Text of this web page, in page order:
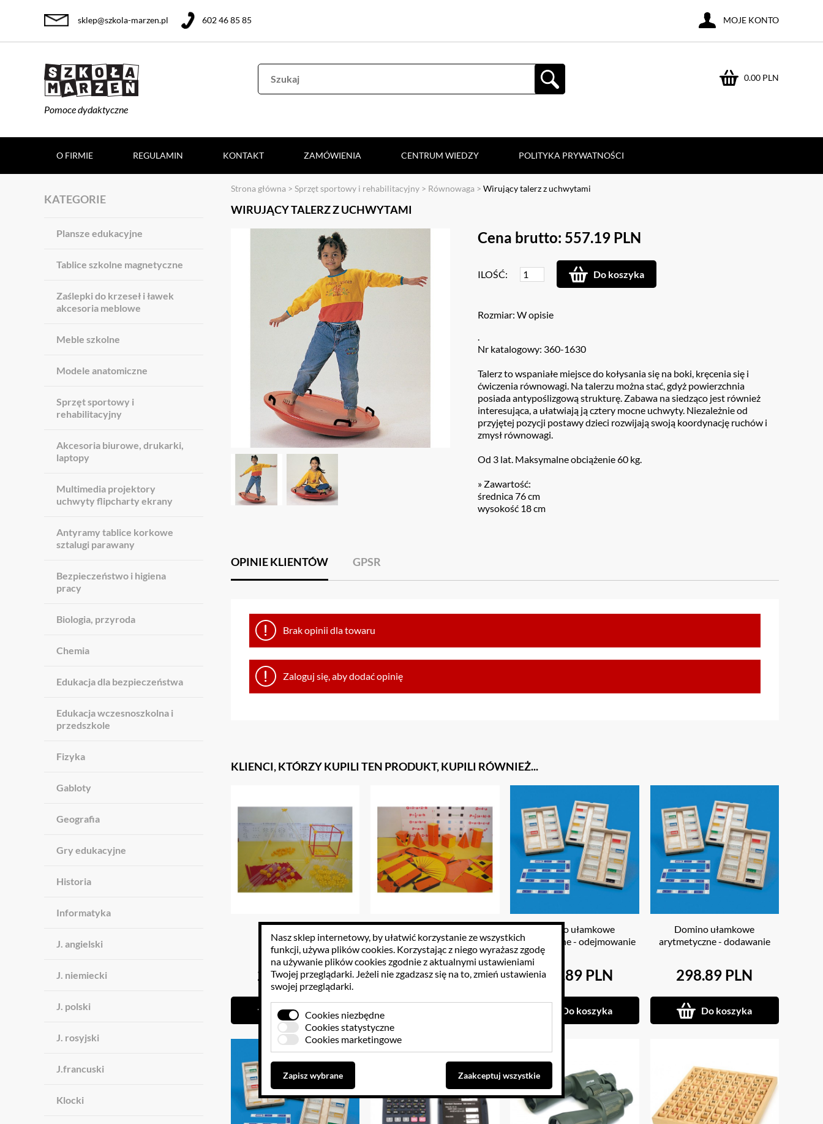
Pomoce dydaktyczne
0.00 PLN
sklep@szkola-marzen.pl 602 46 85 85 MOJE KONTO
O FIRMIE REGULAMIN KONTAKT ZAMÓWIENIA CENTRUM WIEDZY POLITYKA PRYWATNOŚCI
KATEGORIE
Plansze edukacyjne
Tablice szkolne magnetyczne
Zaślepki do krzeseł i ławek
akcesoria meblowe
Meble szkolne
Modele anatomiczne
Sprzęt sportowy i
rehabilitacyjny
Akcesoria biurowe, drukarki,
laptopy
Multimedia projektory
uchwyty flipcharty ekrany
Antyramy tablice korkowe
sztalugi parawany
Bezpieczeństwo i higiena
pracy
Biologia, przyroda
Chemia
Edukacja dla bezpieczeństwa
Edukacja wczesnoszkolna i
przedszkole
Fizyka
Gabloty
Geografia
Gry edukacyjne
Historia
Informatyka
J. angielski
J. niemiecki
J. polski
J. rosyjski
J.francuski
Klocki
Strona główna > Sprzęt sportowy i rehabilitacyjny > Równowaga > Wirujący talerz z uchwytami
WIRUJĄCY TALERZ Z UCHWYTAMI
Cena brutto: 557.19 PLN
ILOŚĆ: Do koszyka
Rozmiar: W opisie
.
Nr katalogowy: 360-1630
Talerz to wspaniałe miejsce do kołysania się na boki, kręcenia się i
ćwiczenia równowagi. Na talerzu można stać, gdyż powierzchnia
posiada antypoślizgową strukturę. Zabawa na siedząco jest również
interesująca, a ułatwiają ją cztery mocne uchwyty. Niezależnie od
przyjętej pozycji postawy dzieci rozwijają swoją koordynację ruchów i
zmysł równowagi.
Od 3 lat. Maksymalne obciążenie 60 kg.
» Zawartość:
średnica 76 cm
wysokość 18 cm
OPINIE KLIENTÓW GPSR
Brak opinii dla towaru
Zaloguj się, aby dodać opinię
KLIENCI, KTÓRZY KUPILI TEN PRODUKT, KUPILI RÓWNIEŻ...
295.20 PLN
Do koszyka
magnetyczne )
569.49 PLN
Domino ułamkowe
arytmetyczne - odejmowanie
298.89 PLN
Do koszyka
Domino ułamkowe
arytmetyczne - dodawanie
298.89 PLN
Do koszyka
Nasz sklep internetowy, by ułatwić korzystanie ze wszystkich
funkcji, używa plików cookies. Korzystając z niego wyrażasz zgodę
na używanie plików cookies zgodnie z aktualnymi ustawieniami
Twojej przeglądarki. Jeżeli nie zgadzasz się na to, zmień ustawienia
swojej przeglądarki.
Cookies niezbędne
Cookies statystyczne
Cookies marketingowe
Zapisz wybrane Zaakceptuj wszystkie